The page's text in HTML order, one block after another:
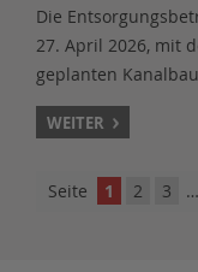
Die
27. April 2026, mit
geplanten
WEITER
Seite 1 2 3 …